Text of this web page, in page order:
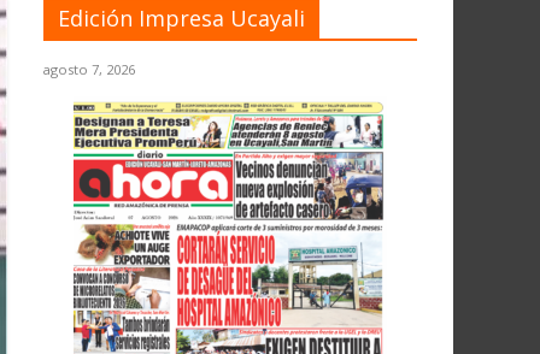
Edición Impresa Ucayali
agosto 7, 2026